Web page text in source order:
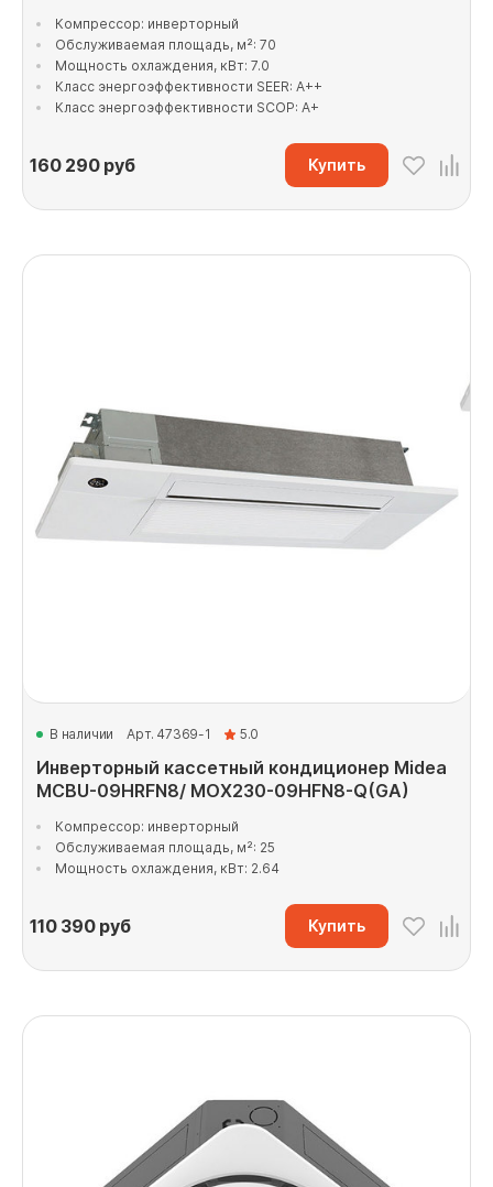
Компрессор: инверторный
Обслуживаемая площадь, м²: 70
Мощность охлаждения, кВт: 7.0
Класс энергоэффективности SEER: A++
Класс энергоэффективности SCOP: A+
160 290руб Купить
В наличии Арт. 47369-1 5.0
Инверторный кассетный кондиционер Midea
MCBU-09HRFN8/ MOX230-09HFN8-Q(GA)
Компрессор: инверторный
Обслуживаемая площадь, м²: 25
Мощность охлаждения, кВт: 2.64
110 390руб Купить